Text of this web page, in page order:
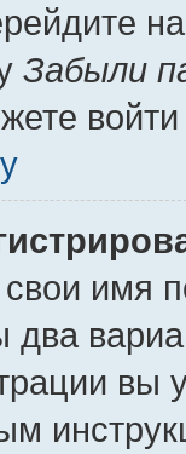
Забыли
имя
два
вы